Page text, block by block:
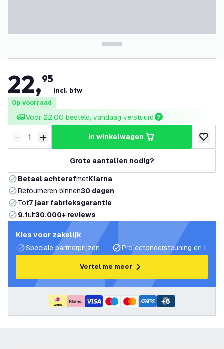
22,95
incl. btw
Op voorraad
Voor 22:00 besteld, vandaag verstuurd
Verminder hoeveelheid
- Verhoog hoeveelheid
+ in winkelwagen
Grote aantallen nodig?
Betaal achterafmetKlarna
Retourneren binnen30 dagen
Tot7 jaar fabrieksgarantie
9.1uit30.000+ reviews
Kies voor zakelijk
Speciale partnerprijzen
Projectondersteuning en
Vertel me meer
+6